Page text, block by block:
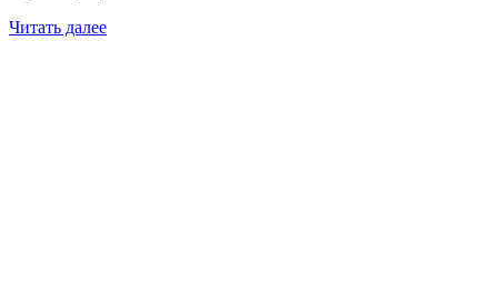
Читать далее